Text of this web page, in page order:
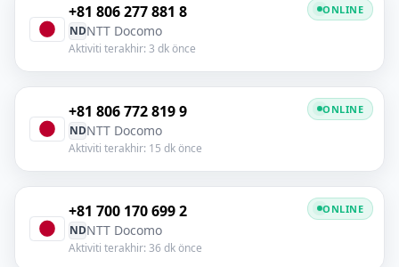
+81 806 277 881 8
NDNTT Docomo
Aktiviti terakhir: 3 dk önce
ONLINE
+81 806 772 819 9
NDNTT Docomo
Aktiviti terakhir: 15 dk önce
ONLINE
+81 700 170 699 2
NDNTT Docomo
Aktiviti terakhir: 36 dk önce
ONLINE